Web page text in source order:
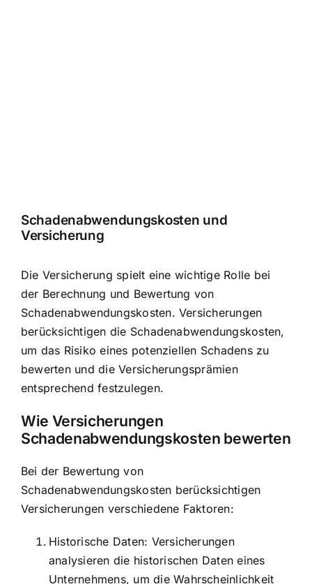
Schadenabwendungskosten und
Versicherung
Die Versicherung spielt eine wichtige Rolle bei
der Berechnung und Bewertung von
Schadenabwendungskosten. Versicherungen
berücksichtigen die Schadenabwendungskosten,
um das Risiko eines potenziellen Schadens zu
bewerten und die Versicherungsprämien
entsprechend festzulegen.
Wie Versicherungen
Schadenabwendungskosten bewerten
Bei der Bewertung von
Schadenabwendungskosten berücksichtigen
Versicherungen verschiedene Faktoren:
Historische Daten: Versicherungen
analysieren die historischen Daten eines
Unternehmens, um die Wahrscheinlichkeit